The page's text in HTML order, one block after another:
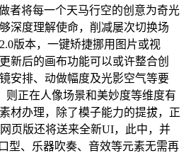
者将每一个天马行空的创意为奇光
深度理解使命，削减屡次切换场
版本，一键矫捷挪用图片或视
新后的画布功能可以或许整合创
安排、动做幅度及光影空气等要
则正在人像场景和美妙度等维度有
材办理，除了模子能力的提拔，正
页版还将送来全新UI，此中，并
型、乐器吹奏、音效等元素无需再